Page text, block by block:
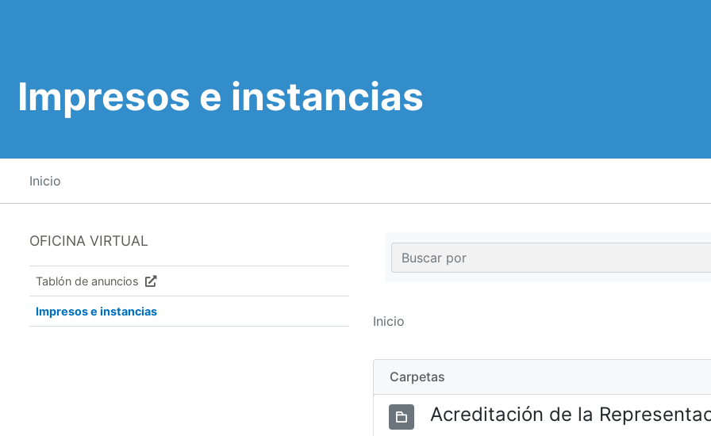
Impresos e instancias
Inicio
OFICINA VIRTUAL
Tablón de anuncios
Impresos e instancias
Inicio
Carpetas
Acreditación de la